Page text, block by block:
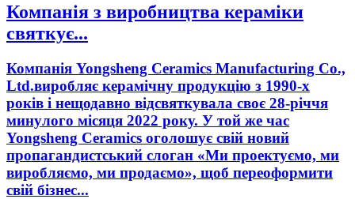
Компанія з виробництва кераміки
святкує...
Компанія Yongsheng Ceramics Manufacturing Co.,
Ltd.виробляє керамічну продукцію з 1990-х
років і нещодавно відсвяткувала своє 28-річчя
минулого місяця 2022 року. У той же час
Yongsheng Ceramics оголошує свій новий
пропагандистський слоган «Ми проектуємо, ми
виробляємо, ми продаємо», щоб переоформити
свій бізнес...